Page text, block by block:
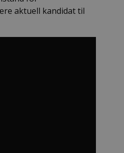
aktuell kandidat til